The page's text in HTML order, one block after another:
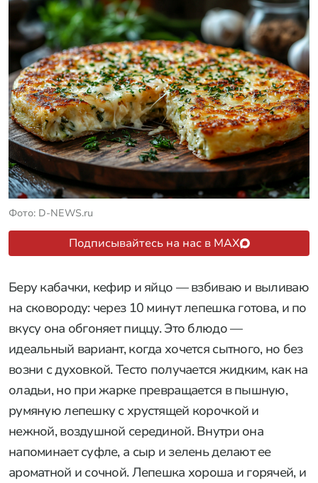
Фото: D-NEWS.ru
Подписывайтесь на нас в MAX
Беру кабачки, кефир и яйцо — взбиваю и выливаю
на сковороду: через 10 минут лепешка готова, и по
вкусу она обгоняет пиццу. Это блюдо —
идеальный вариант, когда хочется сытного, но без
возни с духовкой. Тесто получается жидким, как на
оладьи, но при жарке превращается в пышную,
румяную лепешку с хрустящей корочкой и
нежной, воздушной серединой. Внутри она
напоминает суфле, а сыр и зелень делают ее
ароматной и сочной. Лепешка хороша и горячей, и